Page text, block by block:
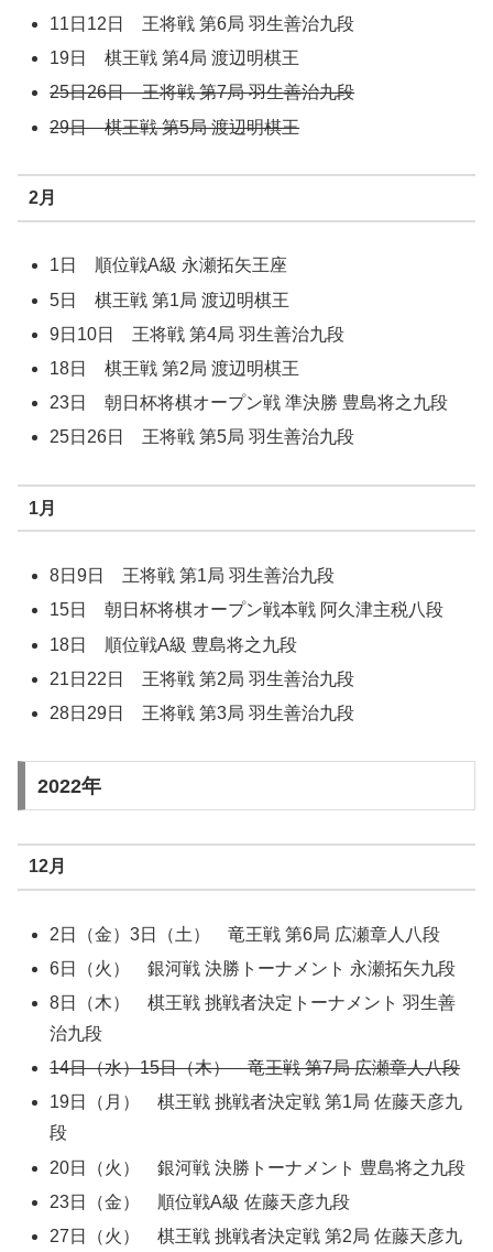
11日12日 王将戦 第6局 羽生善治九段
19日 棋王戦 第4局 渡辺明棋王
25日26日 王将戦 第7局 羽生善治九段
29日 棋王戦 第5局 渡辺明棋王
2月
1日 順位戦A級 永瀬拓矢王座
5日 棋王戦 第1局 渡辺明棋王
9日10日 王将戦 第4局 羽生善治九段
18日 棋王戦 第2局 渡辺明棋王
23日 朝日杯将棋オープン戦 準決勝 豊島将之九段
25日26日 王将戦 第5局 羽生善治九段
1月
8日9日 王将戦 第1局 羽生善治九段
15日 朝日杯将棋オープン戦本戦 阿久津主税八段
18日 順位戦A級 豊島将之九段
21日22日 王将戦 第2局 羽生善治九段
28日29日 王将戦 第3局 羽生善治九段
2022年
12月
2日（金）3日（土） 竜王戦 第6局 広瀬章人八段
6日（火） 銀河戦 決勝トーナメント 永瀬拓矢九段
8日（木） 棋王戦 挑戦者決定トーナメント 羽生善
治九段
14日（水）15日（木） 竜王戦 第7局 広瀬章人八段
19日（月） 棋王戦 挑戦者決定戦 第1局 佐藤天彦九
段
20日（火） 銀河戦 決勝トーナメント 豊島将之九段
23日（金） 順位戦A級 佐藤天彦九段
27日（火） 棋王戦 挑戦者決定戦 第2局 佐藤天彦九